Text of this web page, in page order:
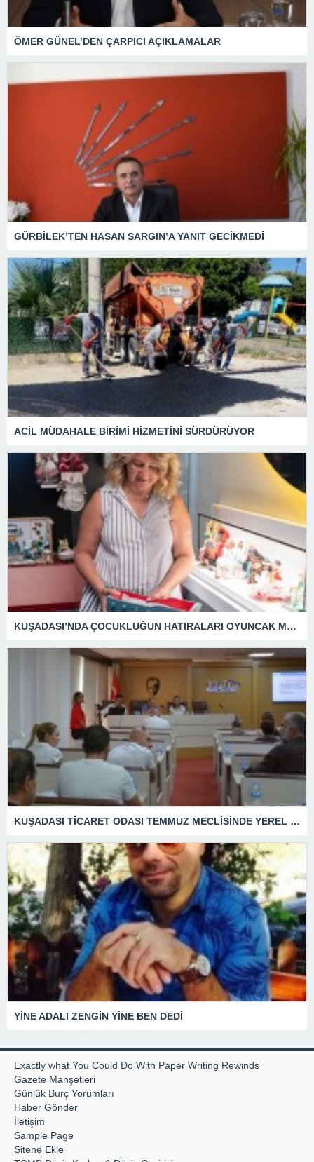
ÖMER GÜNEL’DEN ÇARPICI AÇIKLAMALAR
GÜRBİLEK’TEN HASAN SARGIN’A YANIT GECİKMEDİ
ACİL MÜDAHALE BİRİMİ HİZMETİNİ SÜRDÜRÜYOR
KUŞADASI’NDA ÇOCUKLUĞUN HATIRALARI OYUNCAK MÜZESİNDE HAYAT BULACAK
KUŞADASI TİCARET ODASI TEMMUZ MECLİSİNDE YEREL İŞLETMELERE ANLAMLI DESTEK
YİNE ADALI ZENGİN YİNE BEN DEDİ
Exactly what You Could Do With Paper Writing Rewinds
Gazete Manşetleri
Günlük Burç Yorumları
Haber Gönder
İletişim
Sample Page
Sitene Ekle